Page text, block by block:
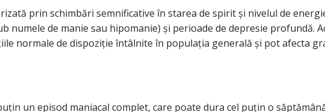
prin schimbări semnificative în starea de spirit și nivelul de
numele de manie sau hipomanie) și perioade de depresie profundă.
normale de dispoziție întâlnite în populația generală și pot afecta
un episod maniacal complet, care poate dura cel puțin o